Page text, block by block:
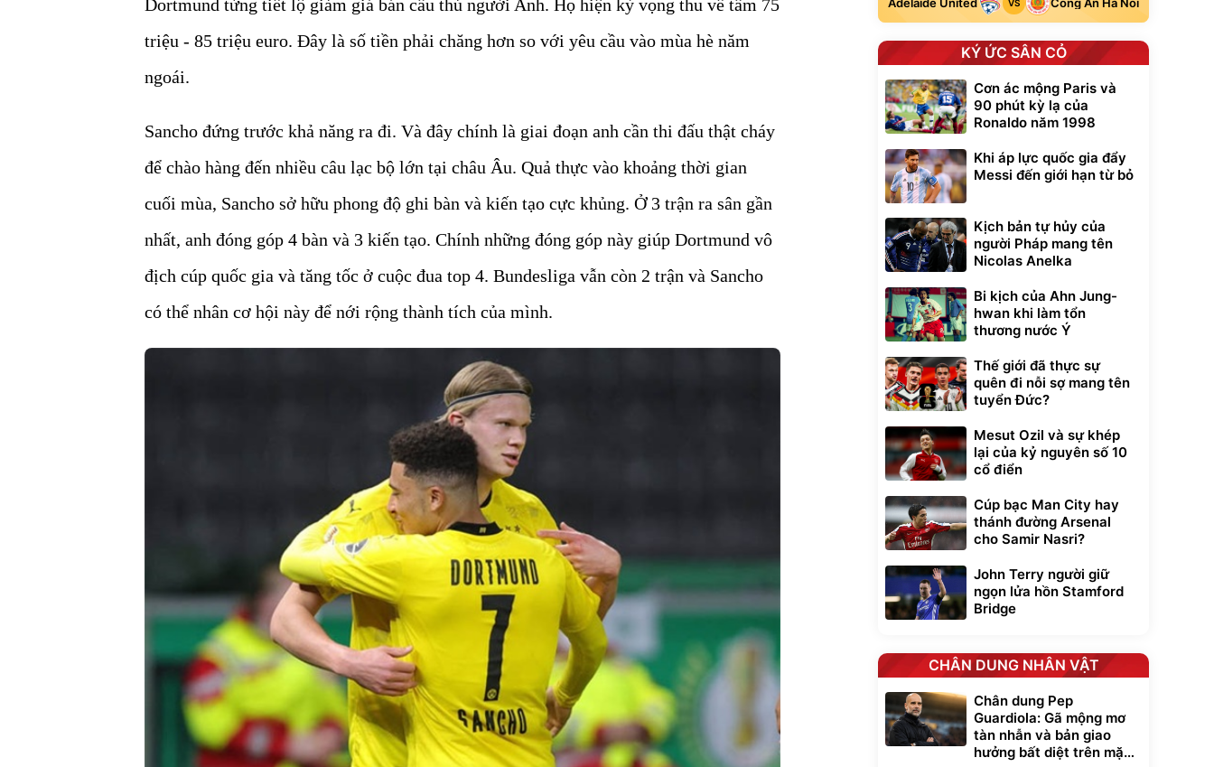
Dortmund từng tiết lộ giảm giá bán cầu thủ người Anh. Họ hiện kỳ vọng thu về tầm 75
triệu - 85 triệu euro. Đây là số tiền phải chăng hơn so với yêu cầu vào mùa hè năm
ngoái.
Sancho đứng trước khả năng ra đi. Và đây chính là giai đoạn anh cần thi đấu thật cháy
để chào hàng đến nhiều câu lạc bộ lớn tại châu Âu. Quả thực vào khoảng thời gian
cuối mùa, Sancho sở hữu phong độ ghi bàn và kiến tạo cực khủng. Ở 3 trận ra sân gần
nhất, anh đóng góp 4 bàn và 3 kiến tạo. Chính những đóng góp này giúp Dortmund vô
địch cúp quốc gia và tăng tốc ở cuộc đua top 4. Bundesliga vẫn còn 2 trận và Sancho
có thể nhân cơ hội này để nới rộng thành tích của mình.
VS
KÝ ỨC SÂN CỎ
Cơn ác mộng Paris và
90 phút kỳ lạ của
Ronaldo năm 1998
Khi áp lực quốc gia đẩy
Messi đến giới hạn từ bỏ
Kịch bản tự hủy của
người Pháp mang tên
Nicolas Anelka
Bi kịch của Ahn Jung-
hwan khi làm tổn
thương nước Ý
Thế giới đã thực sự
quên đi nỗi sợ mang tên
tuyển Đức?
Mesut Ozil và sự khép
lại của kỷ nguyên số 10
cổ điển
Cúp bạc Man City hay
thánh đường Arsenal
cho Samir Nasri?
John Terry người giữ
ngọn lửa hồn Stamford
Bridge
CHÂN DUNG NHÂN VẬT
Chân dung Pep
Guardiola: Gã mộng mơ
tàn nhẫn và bản giao
hưởng bất diệt trên mặt